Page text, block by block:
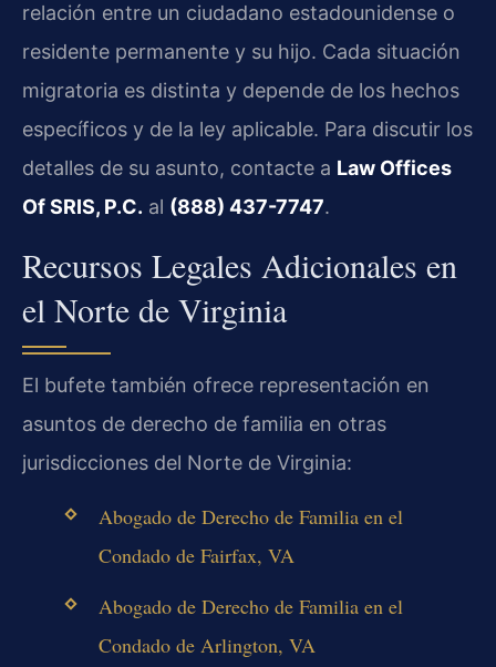
relación entre un ciudadano estadounidense o
residente permanente y su hijo. Cada situación
migratoria es distinta y depende de los hechos
específicos y de la ley aplicable. Para discutir los
detalles de su asunto, contacte a Law Offices
Of SRIS, P.C. al (888) 437-7747.
Recursos Legales Adicionales en
el Norte de Virginia
El bufete también ofrece representación en
asuntos de derecho de familia en otras
jurisdicciones del Norte de Virginia:
Abogado de Derecho de Familia en el
Condado de Fairfax, VA
Abogado de Derecho de Familia en el
Condado de Arlington, VA